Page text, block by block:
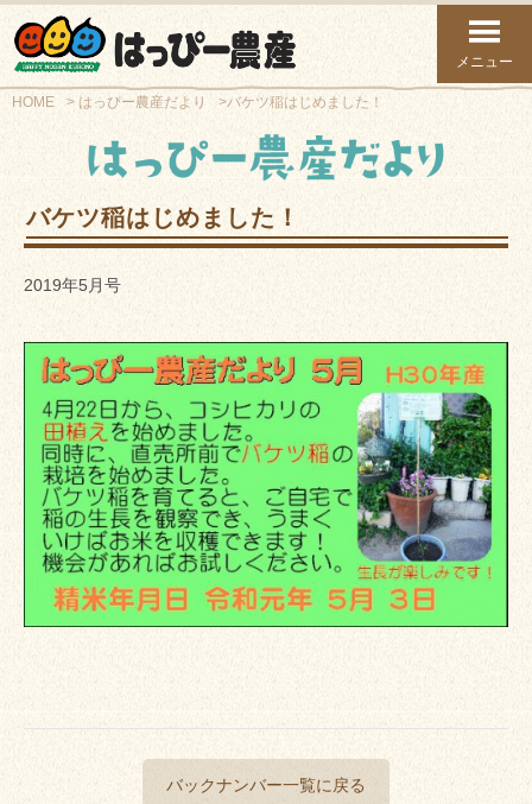
メニュー
HOME はっぴー農産だより バケツ稲はじめました！
バケツ稲はじめました！
2019年5月号
バックナンバー一覧に戻る